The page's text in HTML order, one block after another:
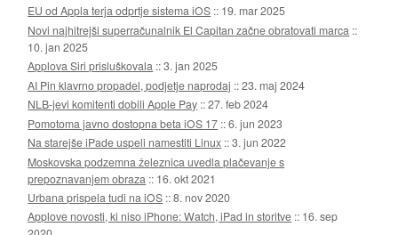
EU od Appla terja odprtje sistema iOS :: 19. mar 2025
Novi najhitrejši superračunalnik El Capitan začne obratovati marca ::
10. jan 2025
Applova Siri prisluškovala ::3. jan 2025
AI Pin klavrno propadel, podjetje naprodaj ::23. maj 2024
NLB-jevi komitenti dobili Apple Pay ::27. feb 2024
Pomotoma javno dostopna beta iOS 17 ::6. jun 2023
Na starejše iPade uspeli namestiti Linux ::3. jun 2022
Moskovska podzemna železnica uvedla plačevanje s
prepoznavanjem obraza :: 16. okt 2021
Urbana prispela tudi na iOS ::8. nov 2020
Applove novosti, ki niso iPhone: Watch, iPad in storitve :: 16. sep